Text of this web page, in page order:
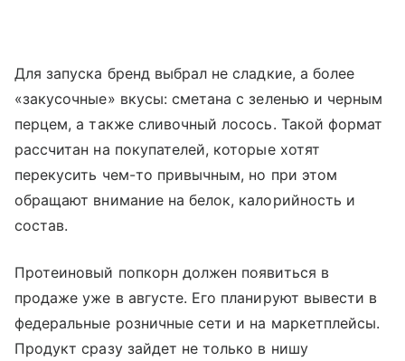
Для запуска бренд выбрал не сладкие, а более
«закусочные» вкусы: сметана с зеленью и черным
перцем, а также сливочный лосось. Такой формат
рассчитан на покупателей, которые хотят
перекусить чем-то привычным, но при этом
обращают внимание на белок, калорийность и
состав.
Протеиновый попкорн должен появиться в
продаже уже в августе. Его планируют вывести в
федеральные розничные сети и на маркетплейсы.
Продукт сразу зайдет не только в нишу